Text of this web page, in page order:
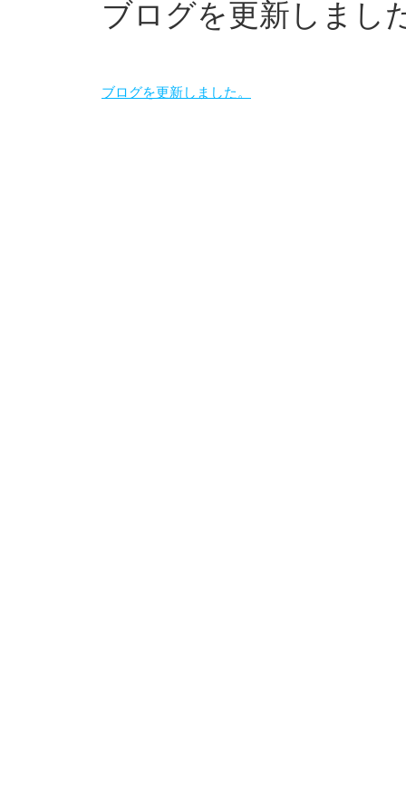
ブログを更新しまし
ブログを更新しました。